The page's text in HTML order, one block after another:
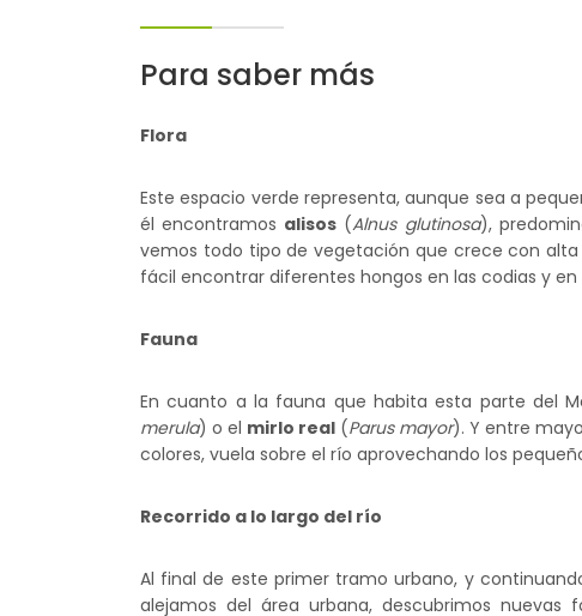
Para saber más
Flora
Este espacio verde representa, aunque sea a
él encontramos alisos (Alnus glutinosa),
vemos todo tipo de vegetación que crece con
fácil encontrar diferentes hongos en las codias y
Fauna
En cuanto a la fauna que habita esta parte del
merula) o el mirlo real (Parus mayor). Y entre
colores, vuela sobre el río aprovechando los
Recorrido a lo largo del río
Al final de este primer tramo urbano, y
alejamos del área urbana, descubrimos nuevas